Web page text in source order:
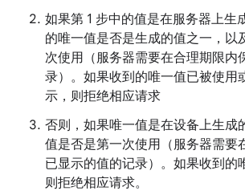
如果第 1 步中的值是在服务器上生
的唯一值是否是生成的值之一，以
次使用（服务器需要在合理期限内
录）。如果收到的唯一值已被使用
示，则拒绝相应请求
否则，如果唯一值是在设备上生成
值是否是第一次使用（服务器需要
已显示的值的记录）。如果收到的
则拒绝相应请求。